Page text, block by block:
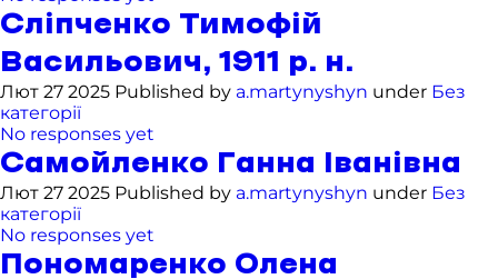
Сліпченко Тимофій
Васильович, 1911 р. н.
Лют 27 2025 Published by a.martynyshyn under Без
категорії
No responses yet
Самойленко Ганна Іванівна
Лют 27 2025 Published by a.martynyshyn under Без
категорії
No responses yet
Пономаренко Олена